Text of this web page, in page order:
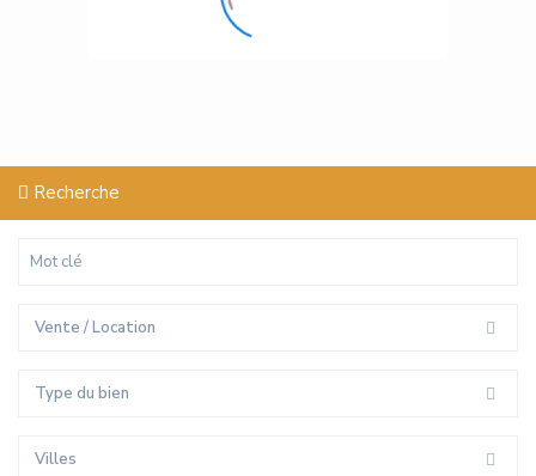
Recherche
Vente / Location
Type du bien
Villes